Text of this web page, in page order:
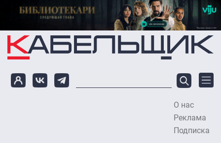
Перейти к основному содержанию
О нас
Реклама
Подписка